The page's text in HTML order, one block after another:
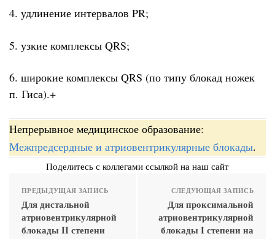
4. удлинение интервалов PR;
5. узкие комплексы QRS;
6. широкие комплексы QRS (по типу блокад ножек
п. Гиса).+
Непрерывное медицинское образование:
Межпредсердные и атриовентрикулярные блокады.
Поделитесь с коллегами ссылкой на наш сайт
ПРЕДЫДУЩАЯ ЗАПИСЬ
Для дистальной
атриовентрикулярной
блокады II степени
СЛЕДУЮЩАЯ ЗАПИСЬ
Для проксимальной
атриовентрикулярной
блокады I степени на